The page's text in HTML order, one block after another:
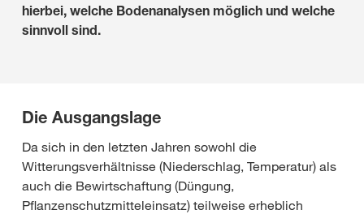
hierbei, welche Bodenanalysen möglich und welche
sinnvoll sind.
Die Ausgangslage
Da sich in den letzten Jahren sowohl die
Witterungsverhältnisse (Niederschlag, Temperatur) als
auch die Bewirtschaftung (Düngung,
Pflanzenschutzmitteleinsatz) teilweise erheblich